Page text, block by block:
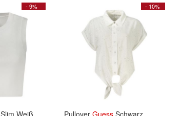
- 9%
Slim Weiß
- 10%
Pullover Guess Schwarz